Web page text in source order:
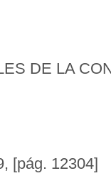
DE LA
[pág. 12304]